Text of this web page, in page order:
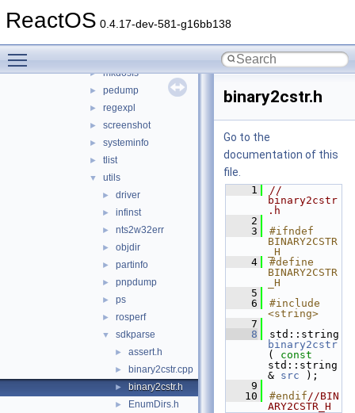
ReactOS 0.4.17-dev-581-g16bb138
► kill
► mkdosfs
► pedump
► regexpl
► screenshot
► systeminfo
► tlist
▼ utils
► driver
► infinst
► nts2w32err
► objdir
► partinfo
► pnpdump
► ps
► rosperf
▼ sdkparse
► assert.h
► binary2cstr.cpp
► binary2cstr.h
► EnumDirs.h
binary2cstr.h
Go to the
documentation of this
file.
    1
//
binary2cstr
.h
    2
    3
#ifndef
BINARY2CSTR
_H
    4
#define
BINARY2CSTR
_H
    5
    6
#include
<string>
    7
    8
binary2cstr
( const
std::string
& src );
    9
   10
#endif//BIN
ARY2CSTR_H